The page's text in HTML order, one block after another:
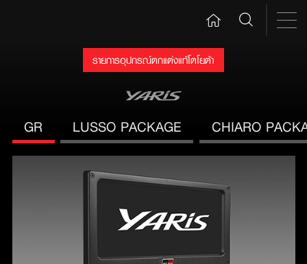
รายการอุปกรณ์ตกแต่งแท้โตโยต้า
GR LUSSO PACKAGE CHIARO